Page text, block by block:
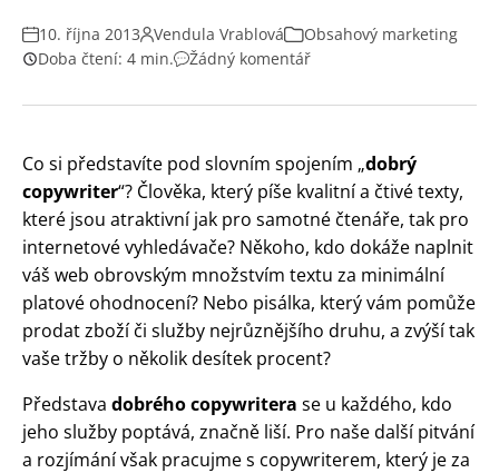
10. října 2013 Vendula Vrablová
Obsahový marketing
Doba čtení: 4 min.
Žádný komentář
Co si představíte pod slovním spojením „dobrý
copywriter“? Člověka, který píše kvalitní a čtivé texty,
které jsou atraktivní jak pro samotné čtenáře, tak pro
internetové vyhledávače? Někoho, kdo dokáže naplnit
váš web obrovským množstvím textu za minimální
platové ohodnocení? Nebo pisálka, který vám pomůže
prodat zboží či služby nejrůznějšího druhu, a zvýší tak
vaše tržby o několik desítek procent?
Představa dobrého copywritera se u každého, kdo
jeho služby poptává, značně liší. Pro naše další pitvání
a rozjímání však pracujme s copywriterem, který je za